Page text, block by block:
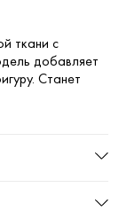
ткани с
добавляет
Станет